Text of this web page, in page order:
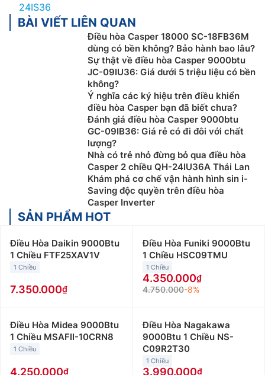
24IS36
BÀI VIẾT LIÊN QUAN
Điều hòa Casper 18000 SC-18FB36M
dùng có bền không? Bảo hành bao lâu?
Sự thật về điều hòa Casper 9000btu
JC-09IU36: Giá dưới 5 triệu liệu có bền
không?
Ý nghĩa các ký hiệu trên điều khiển
điều hòa Casper bạn đã biết chưa?
Đánh giá điều hòa Casper 9000btu
GC-09IB36: Giá rẻ có đi đôi với chất
lượng?
Nhà có trẻ nhỏ đừng bỏ qua điều hòa
Casper 2 chiều QH-24IU36A Thái Lan
Khám phá cơ chế vận hành hình sin i-
Saving độc quyền trên điều hòa
Casper Inverter
SẢN PHẨM HOT
Điều Hòa Daikin 9000Btu
1 Chiều FTF25XAV1V
1 Chiều
7.350.000
Điều Hòa Funiki 9000Btu
1 Chiều HSC09TMU
1 Chiều
4.350.000
4.750.000-8%
Điều Hòa Midea 9000Btu
1 Chiều MSAFII-10CRN8
1 Chiều
4.250.000
Điều Hòa Nagakawa
9000Btu 1 Chiều NS-
C09R2T30
1 Chiều
3.990.000